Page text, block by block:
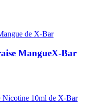
MangueX-Bar